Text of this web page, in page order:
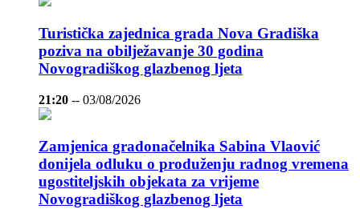
Turistička zajednica grada Nova Gradiška
poziva na obilježavanje 30 godina
Novogradiškog glazbenog ljeta
21:20 -- 03/08/2026
Zamjenica gradonačelnika Sabina Vlaović
donijela odluku o produženju radnog vremena
ugostiteljskih objekata za vrijeme
Novogradiškog glazbenog ljeta